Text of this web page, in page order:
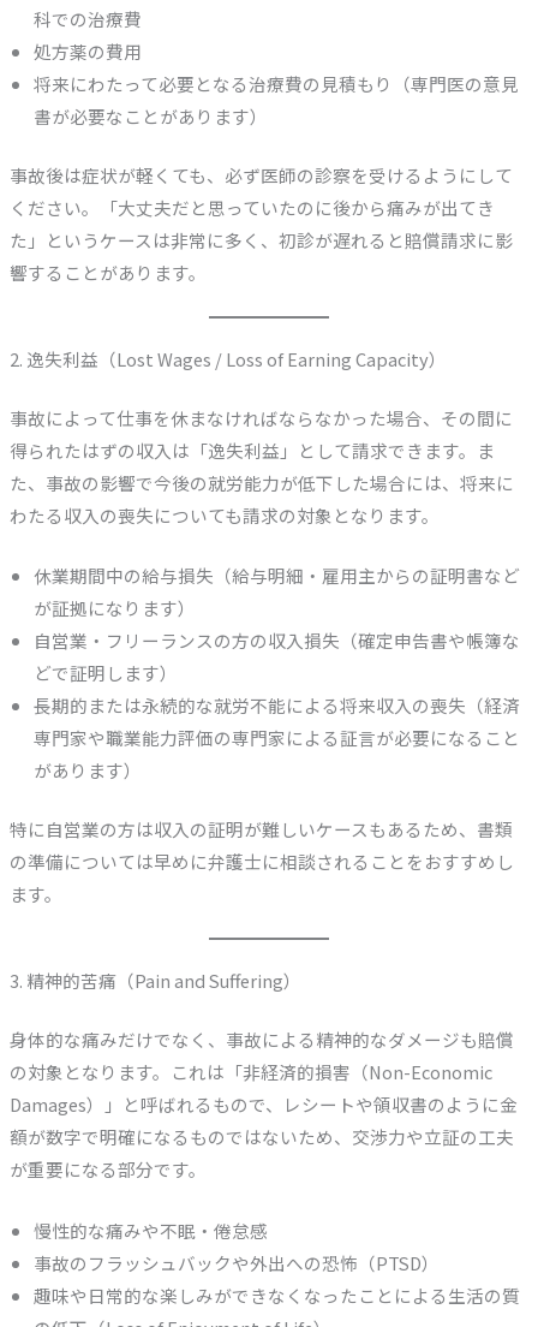
科での治療費
処方薬の費用
将来にわたって必要となる治療費の見積もり（専門医の意見
書が必要なことがあります）
事故後は症状が軽くても、必ず医師の診察を受けるようにして
ください。「大丈夫だと思っていたのに後から痛みが出てき
た」というケースは非常に多く、初診が遅れると賠償請求に影
響することがあります。
2. 逸失利益（Lost Wages / Loss of Earning Capacity）
事故によって仕事を休まなければならなかった場合、その間に
得られたはずの収入は「逸失利益」として請求できます。ま
た、事故の影響で今後の就労能力が低下した場合には、将来に
わたる収入の喪失についても請求の対象となります。
休業期間中の給与損失（給与明細・雇用主からの証明書など
が証拠になります）
自営業・フリーランスの方の収入損失（確定申告書や帳簿な
どで証明します）
長期的または永続的な就労不能による将来収入の喪失（経済
専門家や職業能力評価の専門家による証言が必要になること
があります）
特に自営業の方は収入の証明が難しいケースもあるため、書類
の準備については早めに弁護士に相談されることをおすすめし
ます。
3. 精神的苦痛（Pain and Suffering）
身体的な痛みだけでなく、事故による精神的なダメージも賠償
の対象となります。これは「非経済的損害（Non-Economic
Damages）」と呼ばれるもので、レシートや領収書のように金
額が数字で明確になるものではないため、交渉力や立証の工夫
が重要になる部分です。
慢性的な痛みや不眠・倦怠感
事故のフラッシュバックや外出への恐怖（PTSD）
趣味や日常的な楽しみができなくなったことによる生活の質